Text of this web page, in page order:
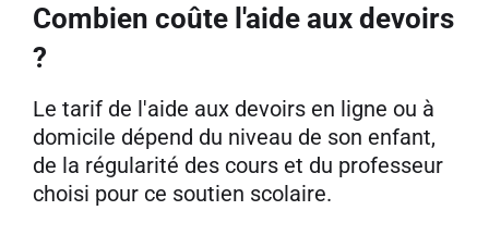
Combien coûte l'aide aux devoirs
?
Le tarif de l'aide aux devoirs en ligne ou à
domicile dépend du niveau de son enfant,
de la régularité des cours et du professeur
choisi pour ce soutien scolaire.